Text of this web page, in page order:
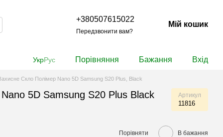
+380507615022
Передзвонити вам?
Мій кошик
УкрРус Порівняння Бажання Вхід
Скло Полімер Nano 5D Samsung S20 Plus, Black
5D Samsung S20 Plus Black Артикул
11816
Порівняти В бажання